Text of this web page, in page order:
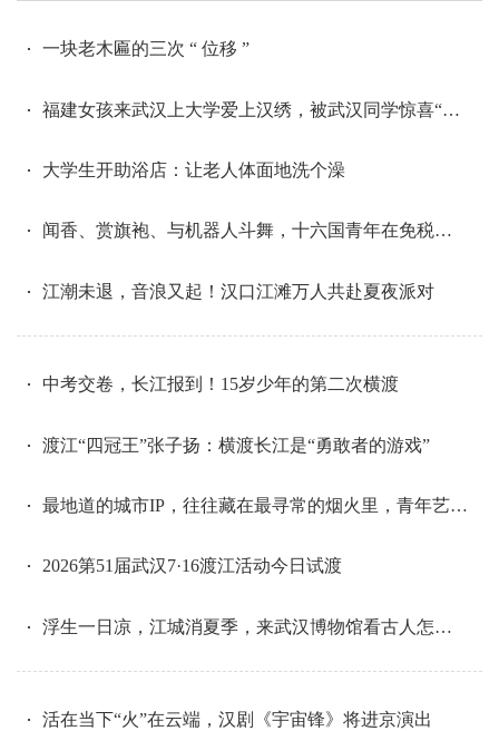
一块老木匾的三次 “ 位移 ”
福建女孩来武汉上大学爱上汉绣，被武汉同学惊喜“投喂”
大学生开助浴店：让老人体面地洗个澡
闻香、赏旗袍、与机器人斗舞，十六国青年在免税店里玩嗨了
江潮未退，音浪又起！汉口江滩万人共赴夏夜派对
中考交卷，长江报到！15岁少年的第二次横渡
渡江“四冠王”张子扬：横渡长江是“勇敢者的游戏”
最地道的城市IP，往往藏在最寻常的烟火里，青年艺术家郑国庆：设计“汉味IP”全国出圈
2026第51届武汉7·16渡江活动今日试渡
浮生一日凉，江城消夏季，来武汉博物馆看古人怎么过夏天
活在当下“火”在云端，汉剧《宇宙锋》将进京演出